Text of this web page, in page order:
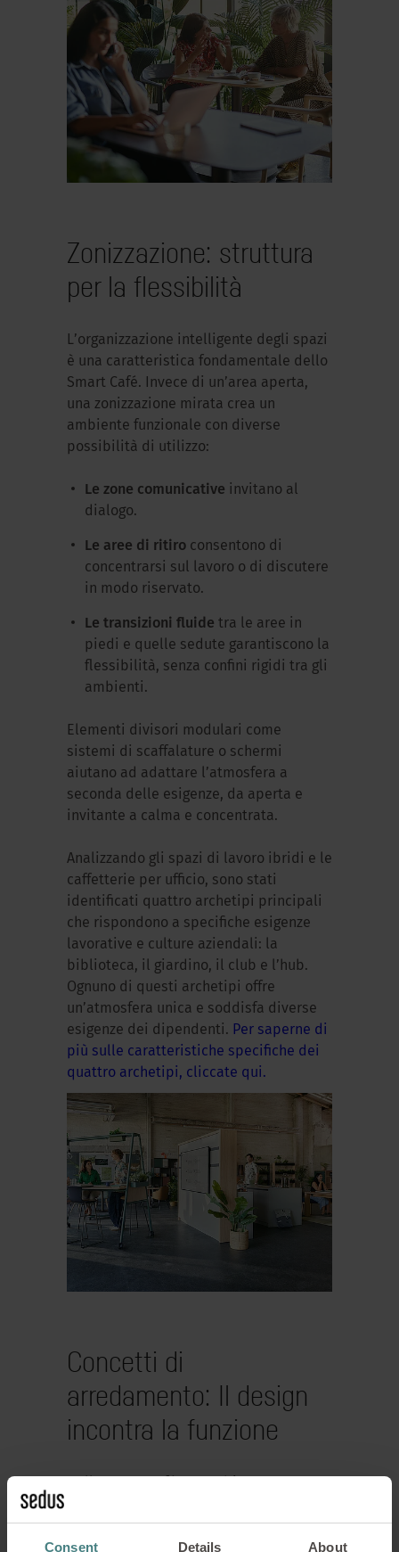
Consent Details About
Zonizzazione: struttura
per la flessibilità
L’organizzazione intelligente degli spazi
è una caratteristica fondamentale dello
Smart Café. Invece di un’area aperta,
una zonizzazione mirata crea un
ambiente funzionale con diverse
possibilità di utilizzo:
Le zone comunicative invitano al
dialogo.
Le aree di ritiro consentono di
concentrarsi sul lavoro o di discutere
in modo riservato.
Le transizioni fluide tra le aree in
piedi e quelle sedute garantiscono la
flessibilità, senza confini rigidi tra gli
ambienti.
Elementi divisori modulari come
sistemi di scaffalature o schermi
aiutano ad adattare l’atmosfera a
seconda delle esigenze, da aperta e
invitante a calma e concentrata.
Analizzando gli spazi di lavoro ibridi e le
caffetterie per ufficio, sono stati
identificati quattro archetipi principali
che rispondono a specifiche esigenze
lavorative e culture aziendali: la
biblioteca, il giardino, il club e l’hub.
Ognuno di questi archetipi offre
un’atmosfera unica e soddisfa diverse
esigenze dei dipendenti. Per saperne di
più sulle caratteristiche specifiche dei
quattro archetipi, cliccate qui.
Concetti di
arredamento: Il design
incontra la funzione
specifica dell’ufficio. I mobili utilizzati
devono essere non solo flessibili e